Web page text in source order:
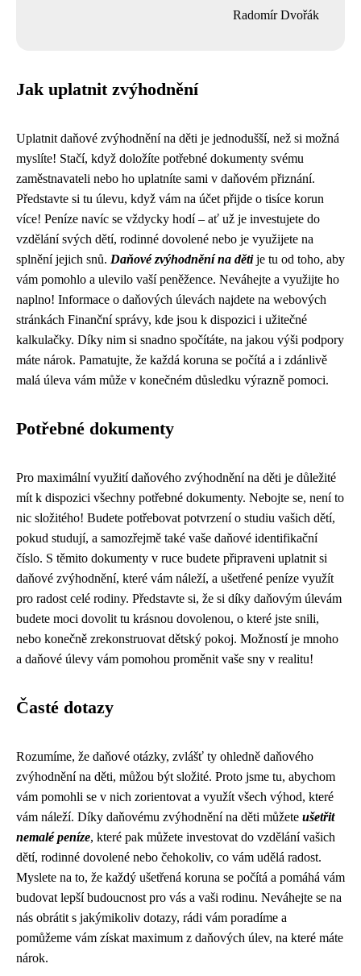
Radomír Dvořák
Jak uplatnit zvýhodnění
Uplatnit daňové zvýhodnění na děti je jednodušší, než si možná
myslíte! Stačí, když doložíte potřebné dokumenty svému
zaměstnavateli nebo ho uplatníte sami v daňovém přiznání.
Představte si tu úlevu, když vám na účet přijde o tisíce korun
více! Peníze navíc se vždycky hodí – ať už je investujete do
vzdělání svých dětí, rodinné dovolené nebo je využijete na
splnění jejich snů. Daňové zvýhodnění na dětije tu od toho, aby
vám pomohlo a ulevilo vaší peněžence. Neváhejte a využijte ho
naplno! Informace o daňových úlevách najdete na webových
stránkách Finanční správy, kde jsou k dispozici i užitečné
kalkulačky. Díky nim si snadno spočítáte, na jakou výši podpory
máte nárok. Pamatujte, že každá koruna se počítá a i zdánlivě
malá úleva vám může v konečném důsledku výrazně pomoci.
Potřebné dokumenty
Pro maximální využití daňového zvýhodnění na děti je důležité
mít k dispozici všechny potřebné dokumenty. Nebojte se, není to
nic složitého! Budete potřebovat potvrzení o studiu vašich dětí,
pokud studují, a samozřejmě také vaše daňové identifikační
číslo. S těmito dokumenty v ruce budete připraveni uplatnit si
daňové zvýhodnění, které vám náleží, a ušetřené peníze využít
pro radost celé rodiny. Představte si, že si díky daňovým úlevám
budete moci dovolit tu krásnou dovolenou, o které jste snili,
nebo konečně zrekonstruovat dětský pokoj. Možností je mnoho
a daňové úlevy vám pomohou proměnit vaše sny v realitu!
Časté dotazy
Rozumíme, že daňové otázky, zvlášť ty ohledně daňového
zvýhodnění na děti, můžou být složité. Proto jsme tu, abychom
vám pomohli se v nich zorientovat a využít všech výhod, které
vám náleží. Díky daňovému zvýhodnění na děti můžete ušetřit
nemalé peníze, které pak můžete investovat do vzdělání vašich
dětí, rodinné dovolené nebo čehokoliv, co vám udělá radost.
Myslete na to, že každý ušetřená koruna se počítá a pomáhá vám
budovat lepší budoucnost pro vás a vaši rodinu. Neváhejte se na
nás obrátit s jakýmikoliv dotazy, rádi vám poradíme a
pomůžeme vám získat maximum z daňových úlev, na které máte
nárok.